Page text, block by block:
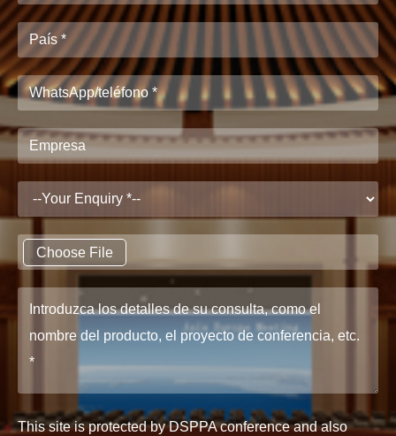
Choose File
This site is protected by DSPPA conference and also